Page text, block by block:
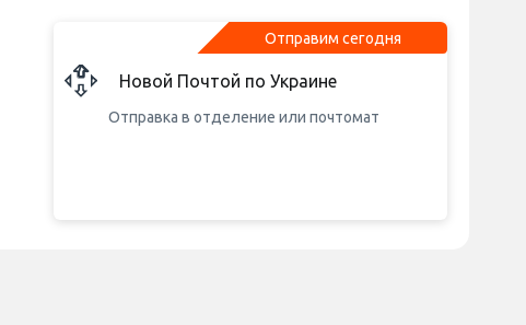
Отправим сегодня
Новой Почтой по Украине
Отправка в отделение или почтомат